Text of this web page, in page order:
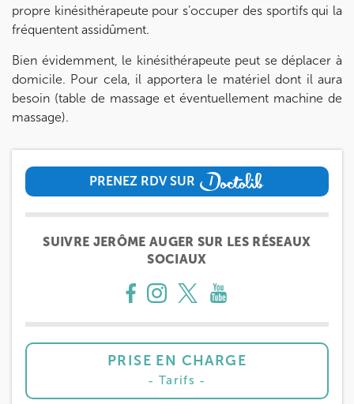
PRENEZ RDV SUR
PRENEZ RDV SUR
SUIVRE JERÔME AUGER SUR LES RÉSEAUX
SOCIAUX
PRISE EN CHARGE
Tarifs
propre kinésithérapeute pour s’occuper des sportifs qui la
fréquentent assidûment.
Bien évidemment, le kinésithérapeute peut se déplacer à
domicile. Pour cela, il apportera le matériel dont il aura
besoin (table de massage et éventuellement machine de
massage).